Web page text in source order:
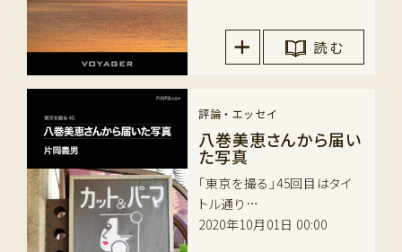
読 む
評論・エッセイ
八巻美恵さんから届い
た写真
「東京を撮る」45回目はタイ
トル通り…
2020年10月01日 00:00